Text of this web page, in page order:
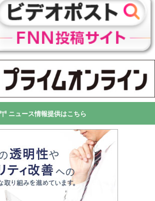
ニュース情報提供はこちら